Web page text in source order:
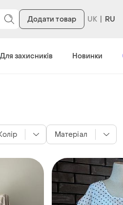
Додати товар RU
захисників Новинки
Матеріал